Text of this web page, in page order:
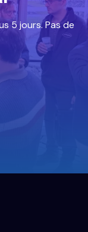
5 jours. Pas de